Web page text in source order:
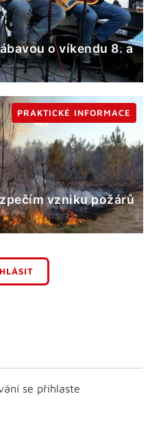
o víkendu 8. a
vzniku požárů
PRAKTICKÉ INFORMACE
se přihlaste